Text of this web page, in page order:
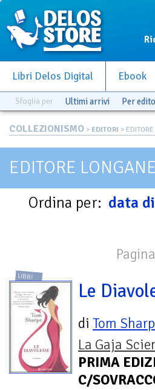
Libri Delos Digital Ebook
Sfoglia per Ultimi arrivi Per
COLLEZIONISMO > EDITORI >
EDITORE
Ordina per: data
LIBRI
Le
di Tom
La Gaja
PRIMA
C/